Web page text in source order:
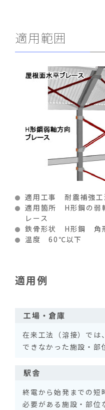
適用範囲
適用工事 耐震補強工
適用箇所 H形鋼の弱
レース
鉄骨形状 H形鋼 角
温度 60℃以下
適用例
工場・倉庫
在来工法（溶接）では
できなかった施設・部
駅舎
終電から始発までの短
必要がある施設・部位